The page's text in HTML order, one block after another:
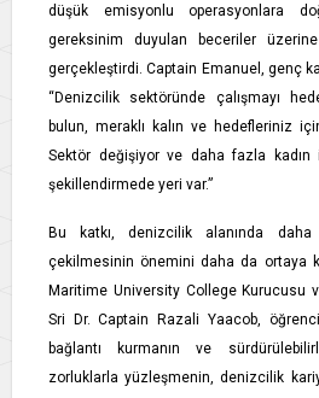
düşük emisyonlu operasyonlara
gereksinim duyulan beceriler
gerçekleştirdi. Captain Emanuel, genç
“Denizcilik sektöründe çalışmayı
bulun, meraklı kalın ve hedefleriniz
Sektör değişiyor ve daha fazla
şekillendirmede yeri var.”
Bu katkı, denizcilik alanında daha
çekilmesinin önemini daha da ortaya
Maritime University College Kurucusu
Sri Dr. Captain Razali Yaacob,
bağlantı kurmanın ve
zorluklarla yüzleşmenin, denizcilik